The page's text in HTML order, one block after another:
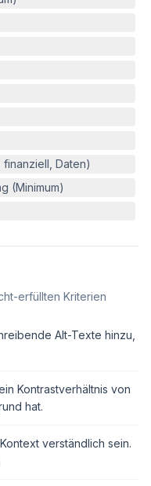
Daten)
(Minimum)
erfüllten Kriterien
Alt-Texte hinzu,
Kontrastverhältnis von
hat.
verständlich sein.